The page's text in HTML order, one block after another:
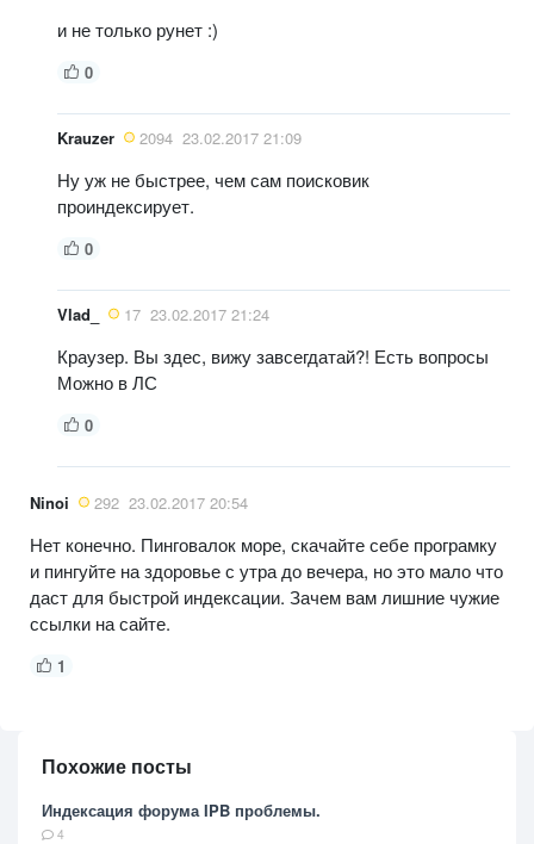
и не только рунет :)
0
Krauzer 2094 23.02.2017 21:09
Ну уж не быстрее, чем сам поисковик
проиндексирует.
0
Vlad_ 17 23.02.2017 21:24
Краузер. Вы здес, вижу завсегдатай?! Есть вопросы
Можно в ЛС
0
Ninoi 292 23.02.2017 20:54
Нет конечно. Пинговалок море, скачайте себе програмку
и пингуйте на здоровье с утра до вечера, но это мало что
даст для быстрой индексации. Зачем вам лишние чужие
ссылки на сайте.
1
Похожие посты
Индексация форума IPB проблемы.
4